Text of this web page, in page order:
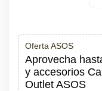
Oferta ASOS
Aprovecha
y accesorios
Outlet ASOS